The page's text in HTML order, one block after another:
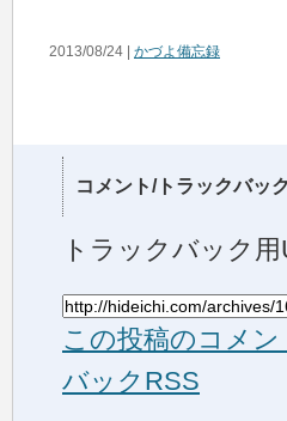
2013/08/24 | かづよ備忘録
コメント/トラックバック
トラックバック用
この投稿のコメン
バックRSS